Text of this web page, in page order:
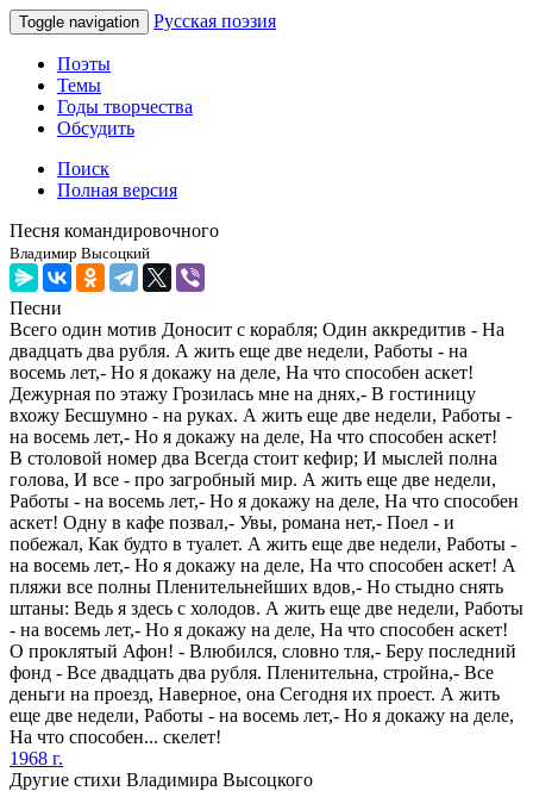
Toggle navigation Русская поэзия
Поэты
Темы
Годы творчества
Обсудить
Поиск
Полная версия
Песня командировочного
Владимир Высоцкий
Песни
Всего один мотив Доносит с корабля; Один аккредитив - На
двадцать два рубля. А жить еще две недели, Работы - на
восемь лет,- Но я докажу на деле, На что способен аскет!
Дежурная по этажу Грозилась мне на днях,- В гостиницу
вхожу Бесшумно - на руках. А жить еще две недели, Работы -
на восемь лет,- Но я докажу на деле, На что способен аскет!
В столовой номер два Всегда стоит кефир; И мыслей полна
голова, И все - про загробный мир. А жить еще две недели,
Работы - на восемь лет,- Но я докажу на деле, На что способен
аскет! Одну в кафе позвал,- Увы, романа нет,- Поел - и
побежал, Как будто в туалет. А жить еще две недели, Работы -
на восемь лет,- Но я докажу на деле, На что способен аскет! А
пляжи все полны Пленительнейших вдов,- Но стыдно снять
штаны: Ведь я здесь с холодов. А жить еще две недели, Работы
- на восемь лет,- Но я докажу на деле, На что способен аскет!
О проклятый Афон! - Влюбился, словно тля,- Беру последний
фонд - Все двадцать два рубля. Пленительна, стройна,- Все
деньги на проезд, Наверное, она Сегодня их проест. А жить
еще две недели, Работы - на восемь лет,- Но я докажу на деле,
На что способен... скелет!
1968 г.
Другие стихи Владимира Высоцкого